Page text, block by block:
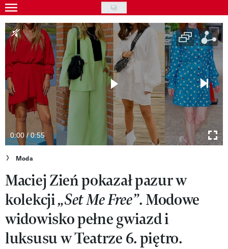
Skip
to
main
content
Gwiazdy
Ludzie
Moda
Uroda
Styl życia
Kultura
Wideo
Nasze akcje
VIVA!ART
VIVA!MODA
VIVA!LIFESTYLE
0:00 / 0:55
Moda
Maciej Zień pokazał pazur w
kolekcji„Set Me Free”. Modowe
widowisko pełne gwiazd i
luksusu w Teatrze 6. piętro.